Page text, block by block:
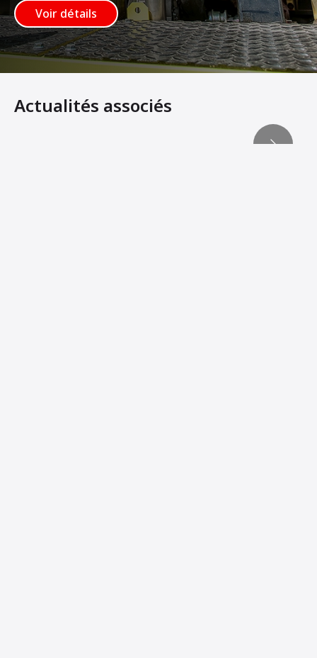
Voir détails
Actualités associés